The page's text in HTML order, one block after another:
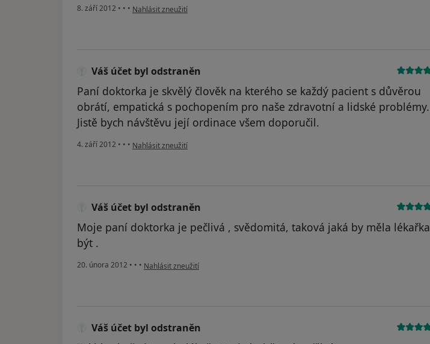
8. září 2012 • • • podle názoru uživatele Váš účet byl odstraněn
Nahlásit zneužití
Váš účet byl odstraněn
Paní doktorka je skvělý člověk na kterého se každý pacient s důvěrou
obrátí, empatická s pochopením pro naše zdravotní a lidské problémy.
Jistě bych návštěvu její ordinace všem doporučil.
4. září 2012 • • • podle názoru uživatele Váš účet byl odstraněn
Nahlásit zneužití
Váš účet byl odstraněn
Moje paní doktorka je pečlivá , svědomitá, taková jaká by měla lékařka
být .
20. února 2012 • • • podle názoru uživatele Váš účet byl odstraněn
Nahlásit zneužití
Váš účet byl odstraněn